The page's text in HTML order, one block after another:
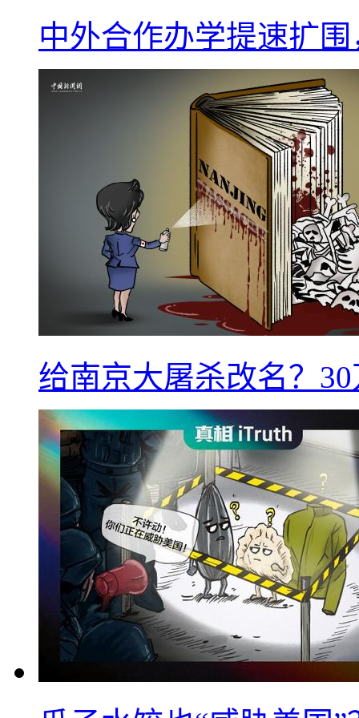
中外合作办学提速扩
给南京大屠杀改名？